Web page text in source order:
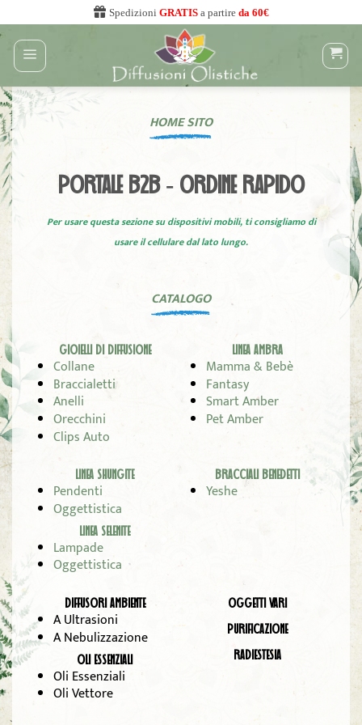
ai
contenuti
Spedizioni GRATIS a partire da 60€
HOME SITO
PORTALE B2B - ORDINE RAPIDO
Per usare questa sezione su dispositivi mobili, ti consigliamo di
usare il cellulare dal lato lungo.
CATALOGO
GIOIELLI DI DIFFUSIONE
Collane
Braccialetti
Anelli
Orecchini
Clips Auto
LINEA AMBRA
Mamma & Bebè
Fantasy
Smart Amber
Pet Amber
LINEA SHUNGITE
Pendenti
Oggettistica
LINEA SELENITE
Lampade
Oggettistica
BRACCIALI BENEDETTI
Yeshe
DIFFUSORI AMBIENTE
A Ultrasioni
A Nebulizzazione
OLI ESSENZIALI
Oli Essenziali
Oli Vettore
OGGETTI VARI
PURIFICAZIONE
RADIESTESIA